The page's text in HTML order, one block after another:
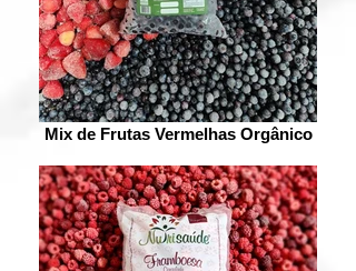
Mix de Frutas Vermelhas Orgânico